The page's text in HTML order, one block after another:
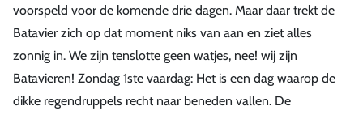
voorspeld voor de komende drie dagen. Maar daar trekt de
Batavier zich op dat moment niks van aan en ziet alles
zonnig in. We zijn tenslotte geen watjes, nee! wij zijn
Batavieren! Zondag 1ste vaardag: Het is een dag waarop de
dikke regendruppels recht naar beneden vallen. De